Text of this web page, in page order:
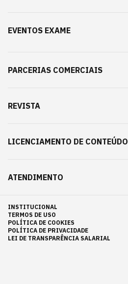
EVENTOS EXAME
PARCERIAS COMERCIAIS
REVISTA
LICENCIAMENTO DE CONTEÚDO
ATENDIMENTO
INSTITUCIONAL
TERMOS DE USO
POLÍTICA DE COOKIES
POLÍTICA DE PRIVACIDADE
LEI DE TRANSPARÊNCIA SALARIAL